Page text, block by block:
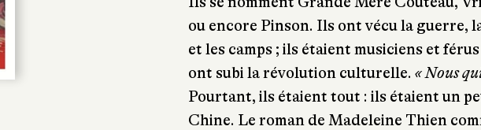
ou encore Pinson. Ils ont vécu la guerre,
et les camps ; ils étaient musiciens et
ont subi la révolution culturelle. « Nous
Pourtant, ils étaient tout : ils étaient un
Chine. Le roman de Madeleine Thien